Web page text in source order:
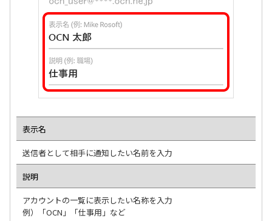
表示名
送信者として相手に通知したい名前を入力
説明
アカウントの一覧に表示したい名称を入力
例）「OCN」「仕事用」など